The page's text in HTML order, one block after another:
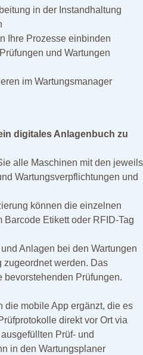
in der Instandhaltung
Ihre Prozesse einbinden
und Wartungen
im Wartungsmanager
digitales Anlagenbuch zu
alle Maschinen mit den jeweils
Wartungsverpflichtungen und
können die einzelnen
Etikett oder RFID-Tag
Anlagen bei den Wartungen
zugeordnet werden. Das
bevorstehenden Prüfungen.
die mobile App ergänzt, die es
direkt vor Ort via
Prüf- und
in den Wartungsplaner